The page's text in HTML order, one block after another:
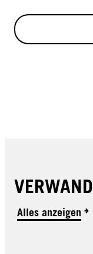
Alles anzeigen